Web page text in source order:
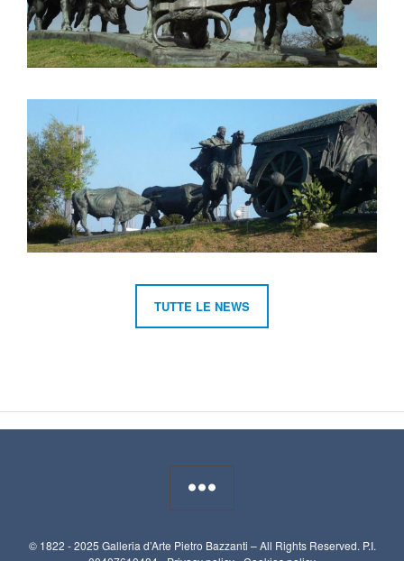
TUTTE LE NEWS
© 1822 - 2025 Galleria d’Arte Pietro Bazzanti – All Rights Reserved. P.I.